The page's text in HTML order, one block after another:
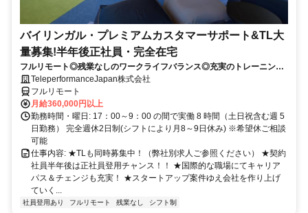
バイリンガル・プレミアムカスタマーサポート&TL大
量募集!半年後正社員・完全在宅
フルリモート◎残業なしのワークライフバランス◎充実のトレーニング
◎語学を活かして将来キャリア有望
TeleperformanceJapan株式会社
フルリモート
月給360,000円以上
勤務時間・曜日: 17：00～9：00 の間で実働 8 時間（土日祝含む週 5
日勤務） 完全週休2日制(シフトにより月8～9日休み) ※希望休ご相談
可能
仕事内容: ★TLも同時募集中！（弊社別求人ご参照ください） ★契約
社員半年後は正社員登用チャンス！！ ★国際的な職場にてキャリア
パス＆チェンジも充実！ ★スタートアップ案件ゆえ会社を作り上げ
ていく...
社員登用あり フルリモート 残業なし シフト制